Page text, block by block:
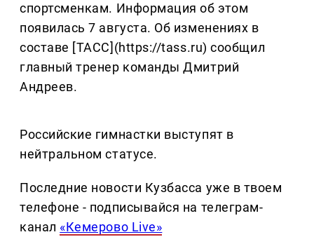
спортсменкам. Информация об этом
появилась 7 августа. Об изменениях в
составе [ТАСС](https://tass.ru) сообщил
главный тренер команды Дмитрий
Андреев.
Российские гимнастки выступят в
нейтральном статусе.
Последние новости Кузбасса уже в твоем
телефоне - подписывайся на телеграм-
канал «Кемерово Live»